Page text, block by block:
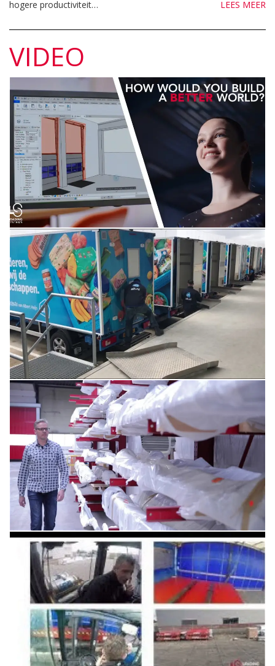
hogere productiviteit… LEES MEER
VIDEO